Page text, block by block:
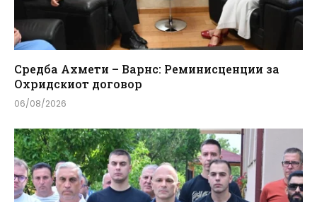
Средба Ахмети – Варнс: Реминисценции за
Охридскиот договор
06/08/2026